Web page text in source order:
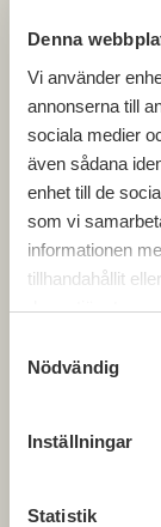
Denna
Vi använder
annonserna till
sociala medier
även sådana
enhet till de
som vi
informationen
tillhandahållit
deras tjänster.
Nödvändig
Inställningar
Statistik
Platschef
0766-